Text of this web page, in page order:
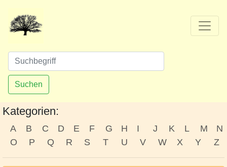
Suchen
Kategorien:
A B C D E F G H I J K L M
N
O
P Q R S T U V W X Y Z